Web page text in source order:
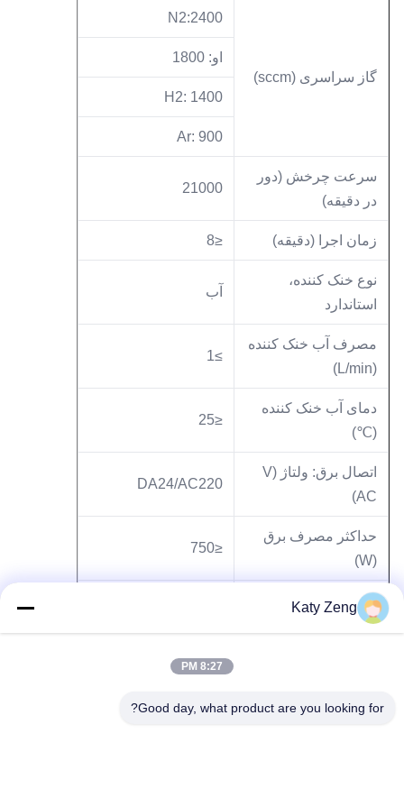
گاز سراسری (sccm)
N2:2400
او: 1800
H2: 1400
Ar: 900
سرعت چرخش (دور
در دقیقه)
21000
زمان اجرا (دقیقه) ≤8
نوع خنک کننده،
استاندارد
آب
مصرف آب خنک کننده
(L/min)
≥1
دمای آب خنک کننده
(℃)
≤25
اتصال برق: ولتاژ (V
AC)
DA24/AC220
حداکثر مصرف برق
(W)
≤750
مدل کنترلر
Katy Zeng
8:27 PM
Good day, what product are you looking for?